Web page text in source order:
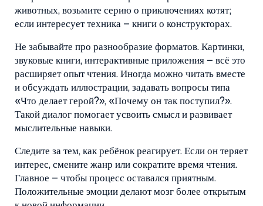
животных, возьмите серию о приключениях котят;
если интересует техника – книги о конструкторах.
Не забывайте про разнообразие форматов. Картинки,
звуковые книги, интерактивные приложения – всё это
расширяет опыт чтения. Иногда можно читать вместе
и обсуждать иллюстрации, задавать вопросы типа
«Что делает герой?», «Почему он так поступил?».
Такой диалог помогает усвоить смысл и развивает
мыслительные навыки.
Следите за тем, как ребёнок реагирует. Если он теряет
интерес, смените жанр или сократите время чтения.
Главное – чтобы процесс оставался приятным.
Положительные эмоции делают мозг более открытым